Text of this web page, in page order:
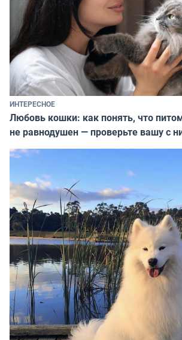
ИНТЕРЕСНОЕ
Любовь кошки: как понять, что
не равнодушен — проверьте вашу с